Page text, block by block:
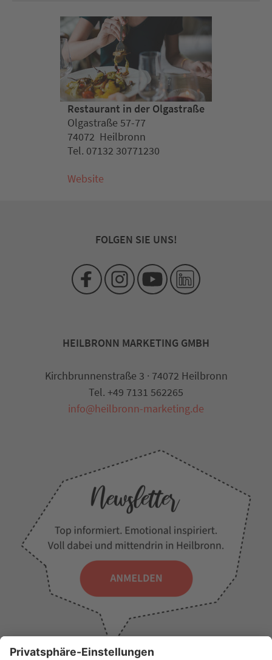
Restaurant in der Olgastraße
Olgastraße 57-77
74072 Heilbronn
Tel. 07132 30771230
Website
FOLGEN SIE UNS!
HEILBRONN MARKETING GMBH
Kirchbrunnenstraße 3 · 74072 Heilbronn
Tel. +49 7131 562265
info@heilbronn-marketing.de